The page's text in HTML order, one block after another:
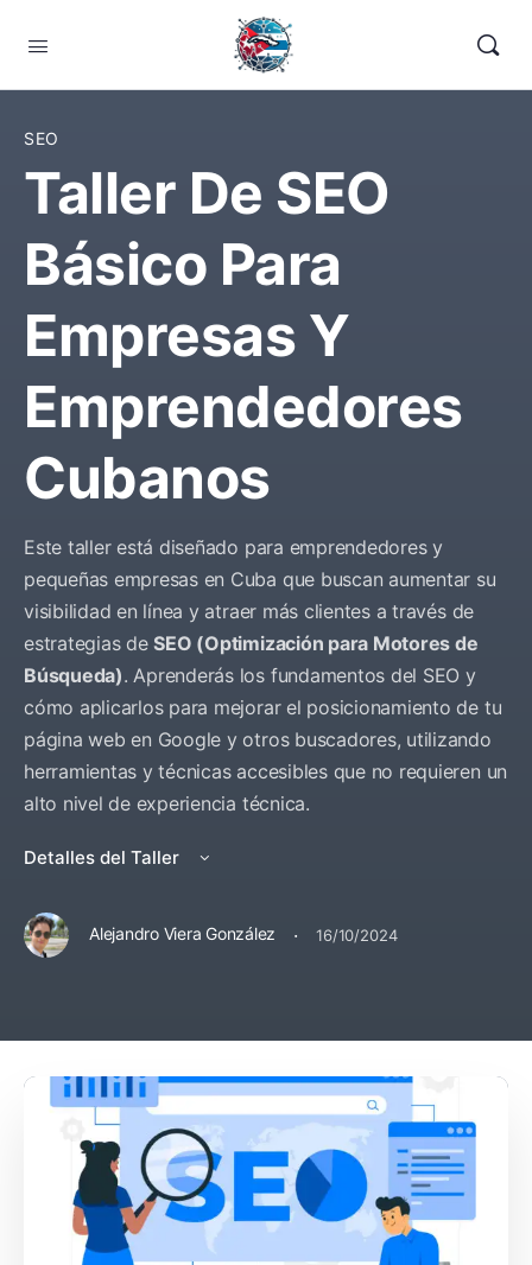
SEO
Taller De SEO
Básico Para
Empresas Y
Emprendedores
Cubanos
Este taller está diseñado para emprendedores y
pequeñas empresas en Cuba que buscan aumentar su
visibilidad en línea y atraer más clientes a través de
estrategias deSEO (Optimización para Motores de
Búsqueda). Aprenderás los fundamentos del SEO y
cómo aplicarlos para mejorar el posicionamiento de tu
página web en Google y otros buscadores, utilizando
herramientas y técnicas accesibles que no requieren un
alto nivel de experiencia técnica.
Detalles del Taller
Alejandro Viera González · 16/10/2024